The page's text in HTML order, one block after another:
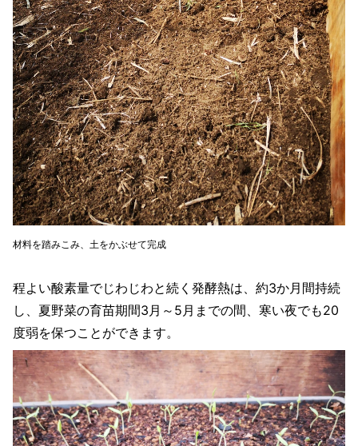
材料を踏みこみ、土をかぶせて完成
程よい酸素量でじわじわと続く発酵熱は、約3か月間持続
し、夏野菜の育苗期間3月～5月までの間、寒い夜でも20
度弱を保つことができます。